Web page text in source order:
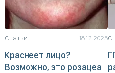
Статьи 18.12.2025
Краснеет лицо?
Возможно, это розацеа